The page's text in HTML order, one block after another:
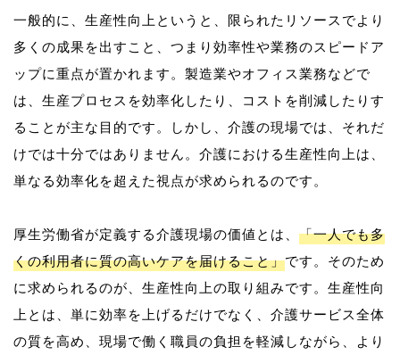
一般的に、生産性向上というと、限られたリソースでより
多くの成果を出すこと、つまり効率性や業務のスピードア
ップに重点が置かれます。製造業やオフィス業務などで
は、生産プロセスを効率化したり、コストを削減したりす
ることが主な目的です。しかし、介護の現場では、それだ
けでは十分ではありません。介護における生産性向上は、
単なる効率化を超えた視点が求められるのです。
厚生労働省が定義する介護現場の価値とは、 「一人でも多
くの利用者に質の高いケアを届けること」です。そのため
に求められるのが、生産性向上の取り組みです。生産性向
上とは、単に効率を上げるだけでなく、介護サービス全体
の質を高め、現場で働く職員の負担を軽減しながら、より